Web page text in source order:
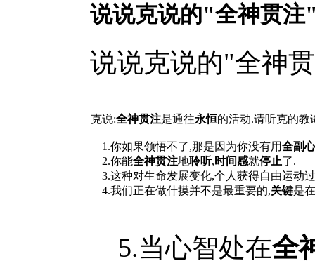
说说克说的"全神贯注
说说克说的"全神
克说:全神贯注是通往永恒的活动.请听克的教
1.你如果领悟不了,那是因为你没有用全副
2.你能全神贯注地聆听, 时间感就停止了.
3.这种对生命发展变化,个人获得自由运动
4.我们正在做什摸并不是最重要的,关键是
5.当心智处在全